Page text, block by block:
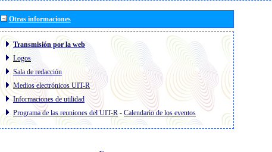
Otras informaciones
Transmisión por la web
Logos
Sala de redacción
Medios electrónicos UIT-R
Informaciones de utilidad
Programa de las reuniones del UIT-R- Calendario de los eventos